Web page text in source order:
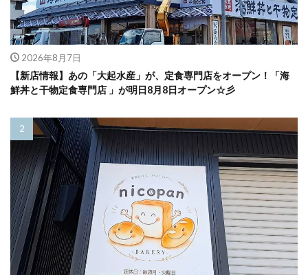
2026年8月7日
【新店情報】あの「大起水産」が、定食専門店をオープン！「海
鮮丼と干物定食専門店 」が明日8月8日オープン☆彡